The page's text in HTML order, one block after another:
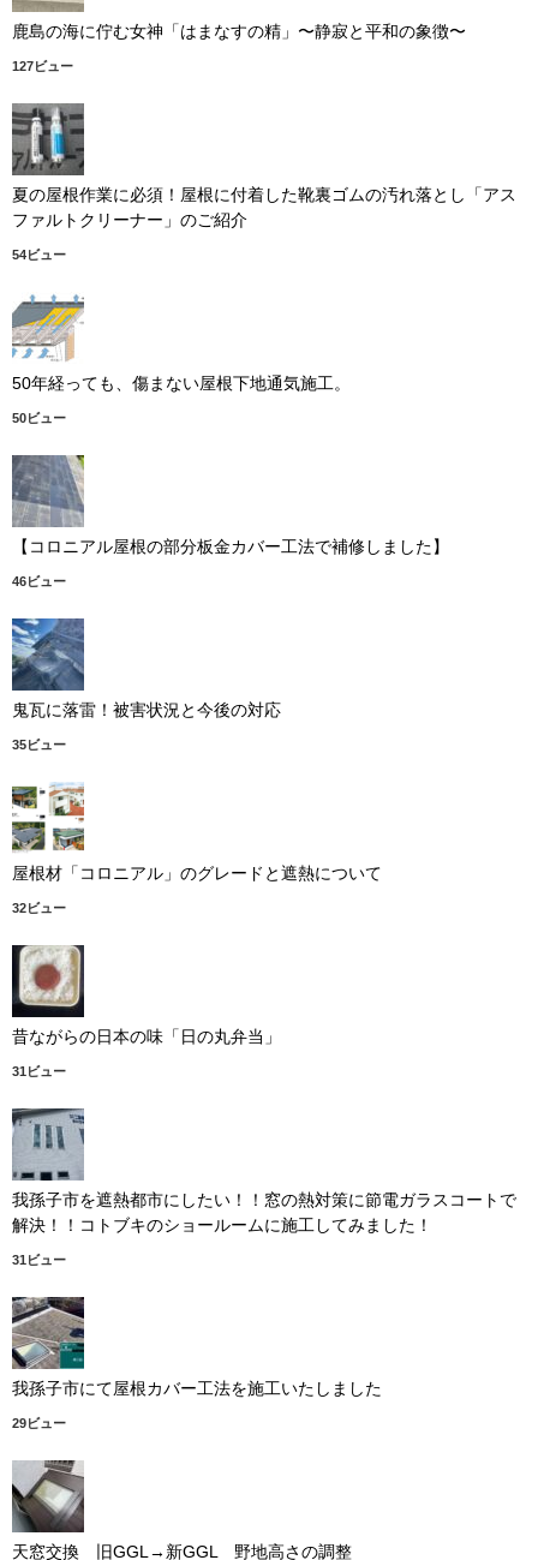
鹿島の海に佇む女神「はまなすの精」〜静寂と平和の象徴〜
127ビュー
夏の屋根作業に必須！屋根に付着した靴裏ゴムの汚れ落とし「アス
ファルトクリーナー」のご紹介
54ビュー
50年経っても、傷まない屋根下地通気施工。
50ビュー
【コロニアル屋根の部分板金カバー工法で補修しました】
46ビュー
鬼瓦に落雷！被害状況と今後の対応
35ビュー
屋根材「コロニアル」のグレードと遮熱について
32ビュー
昔ながらの日本の味「日の丸弁当」
31ビュー
我孫子市を遮熱都市にしたい！！窓の熱対策に節電ガラスコートで
解決！！コトブキのショールームに施工してみました！
31ビュー
我孫子市にて屋根カバー工法を施工いたしました
29ビュー
天窓交換 旧GGL→新GGL 野地高さの調整